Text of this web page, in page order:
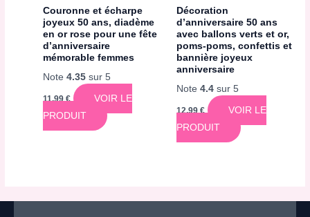
Couronne et écharpe
joyeux 50 ans, diadème
en or rose pour une fête
d’anniversaire
mémorable femmes
Note4.35 sur 5
11,99€
VOIR LE
PRODUIT
Décoration
d’anniversaire 50 ans
avec ballons verts et or,
poms-poms, confettis et
bannière joyeux
anniversaire
Note 4.4sur 5
12,99€
VOIR LE
PRODUIT